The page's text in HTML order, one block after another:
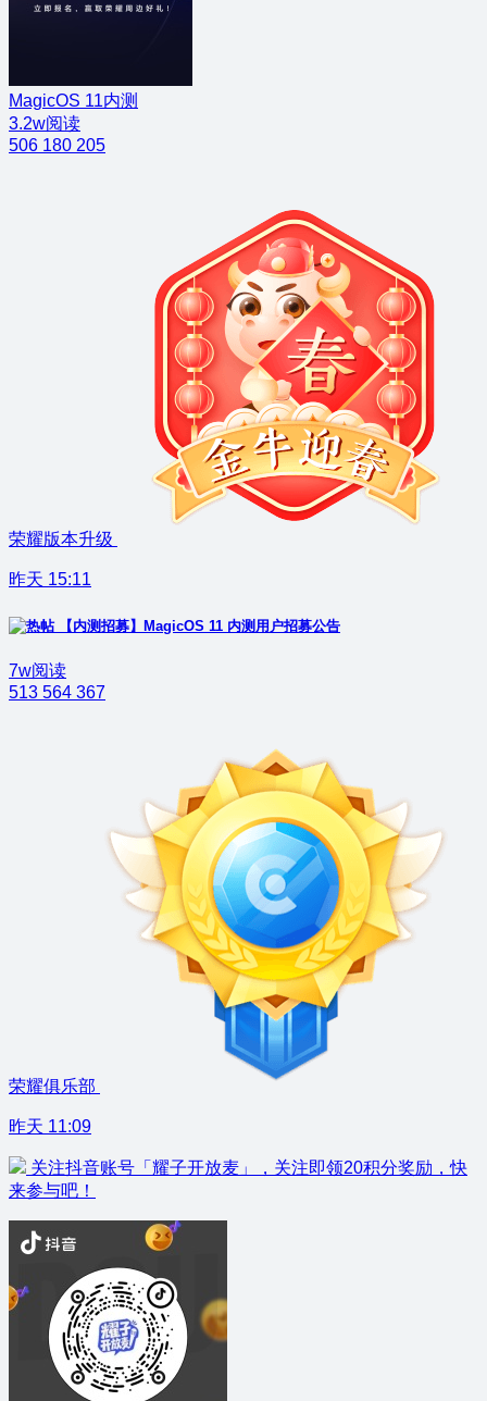
MagicOS 11内测
3.2w阅读
506 180 205
荣耀版本升级
昨天 15:11
【内测招募】MagicOS 11 内测用户招募公告
7w阅读
513 564 367
荣耀俱乐部
昨天 11:09
关注抖音账号「耀子开放麦」，关注即领20积分奖励，快
来参与吧！